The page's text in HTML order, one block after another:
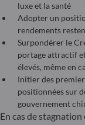
luxe et la santé
Adopter un
rendements
Surpondérer le
portage attractif
élevés, même en
Initier des
positionnées sur
gouvernement
En cas de